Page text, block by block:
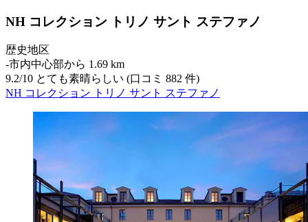
NH コレクション トリノ サント ステファノ
歴史地区
‐市内中心部から 1.69 km
9.2/10 とても素晴らしい (口コミ 882 件)
NH コレクション トリノ サント ステファノ